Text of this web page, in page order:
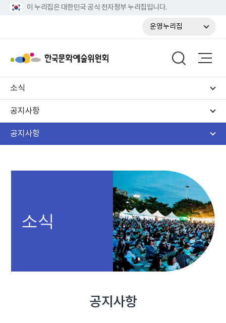
이 누리집은 대한민국 공식 전자정부 누리집입니다.
운영누리집
소식
공지사항
공지사항
소식
공지사항